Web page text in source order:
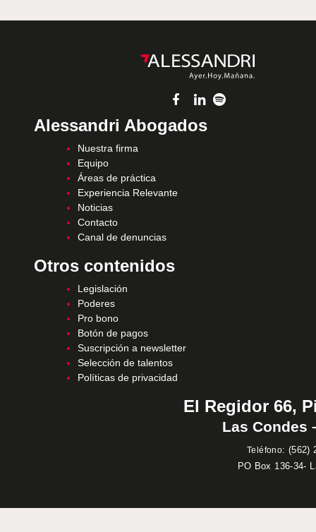
Alessandri Abogados
Nuestra firma
Equipo
Áreas de práctica
Experiencia Relevante
Noticias
Contacto
Canal de denuncias
Otros contenidos
Legislación
Poderes
Pro bono
Botón de pagos
Suscripción a newsletter
Selección de talentos
Políticas de privacidad
El Regidor 66,
Las Condes
Teléfono: (562)
PO Box 136-34-